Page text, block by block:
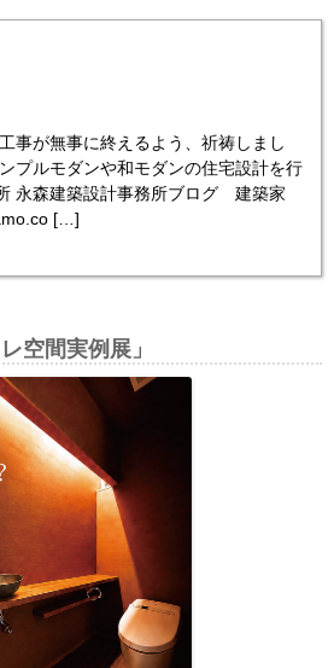
事が無事に終えるよう、祈祷しまし
プルモダンや和モダンの住宅設計を行
永森建築設計事務所ブログ 建築家
[…]
空間実例展」